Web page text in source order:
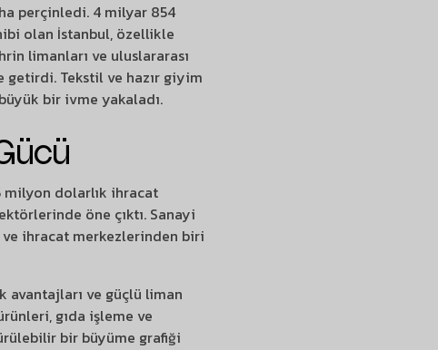
perçinledi. 4 milyar 854
olan İstanbul, özellikle
limanları ve uluslararası
getirdi. Tekstil ve hazır giyim
bir ivme yakaladı.
milyon dolarlık ihracat
öne çıktı. Sanayi
ihracat merkezlerinden biri
avantajları ve güçlü liman
gıda işleme ve
bir büyüme grafiği